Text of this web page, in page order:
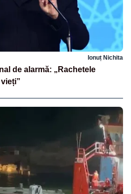
Ionuț Nichita
de alarmă: „Rachetele